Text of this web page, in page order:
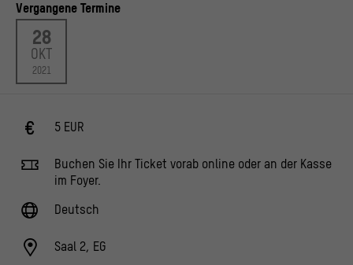
Vergangene Termine
28
OKT
2021
5 EUR
Buchen Sie Ihr Ticket vorab online oder an der Kasse
im Foyer.
Deutsch
Saal 2, EG